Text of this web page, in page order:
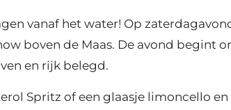
vanaf het water! Op
boven de Maas. De avond begint
en rijk belegd.
Spritz of een glaasje limoncello